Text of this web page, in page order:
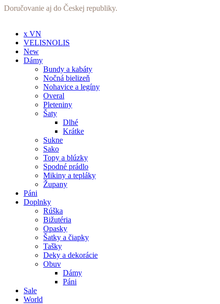
Preskočiť
Doručovanie aj do Českej republiky.
x VN
VELISNOLIS
New
Dámy
Bundy a kabáty
Nočná bielizeň
Nohavice a legíny
Overal
Pleteniny
Šaty
Dlhé
Krátke
Sukne
Sako
Topy a blúzky
Spodné prádlo
Mikiny a tepláky
Župany
Páni
Doplnky
Rúška
Bižutéria
Opasky
Šatky a čiapky
Tašky
Deky a dekorácie
Obuv
Dámy
Páni
Sale
World